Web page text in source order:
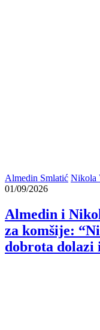
Almedin Smlatić Nikola
01/09/2026
Almedin i
za komšije:
dobrota dolazi